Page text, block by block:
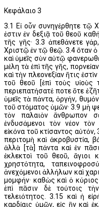
Κεφάλαιο 3
3.1 Εἰ οὖν συνηγέρθητε τῷ
ἐστιν ἐν δεξιᾷ τοῦ θεοῦ
τῆς γῆς· 3.3 ἀπεθάνετε
Χριστῷ ἐν τῷ θεῷ. 3.4 ὅταν
καὶ ὑμεῖς σὺν αὐτῷ
μέλη τὰ ἐπὶ τῆς γῆς,
καὶ τὴν πλεονεξίαν ἥτις
τοῦ θεοῦ [ἐπὶ τοὺς υἱοὺς
περιεπατήσατέ ποτε ὅτε
ὑμεῖς τὰ πάντα, ὀργήν,
τοῦ στόματος ὑμῶν· 3.9 μὴ
τὸν παλαιὸν ἄνθρωπον
ἐνδυσάμενοι τὸν νέον τὸν
εἰκόνα τοῦ κτίσαντος αὐτόν,
περιτομὴ καὶ ἀκροβυστία,
ἀλλὰ [τὰ] πάντα καὶ ἐν
ἐκλεκτοὶ τοῦ θεοῦ, ἅγιοι
χρηστότητα,
ἀνεχόμενοι ἀλλήλων καὶ
μομφήν· καθὼς καὶ ὁ κύριος
ἐπὶ πᾶσιν δὲ τούτοις
τελειότητος. 3.15 καὶ ἡ
καρδίαις ὑμῶν, εἰς ἣν καὶ